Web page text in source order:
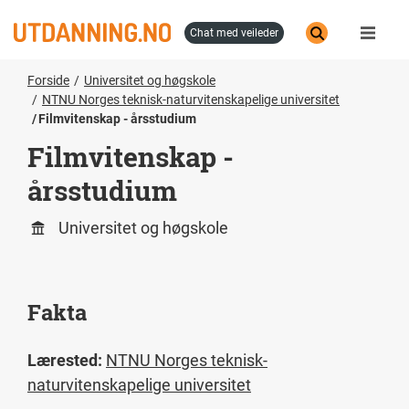
til
chat med veileder
Forside
Universitet og høgskole
NTNU Norges teknisk-naturvitenskapelige universitet
Filmvitenskap - årsstudium
Filmvitenskap -
årsstudium
Universitet og høgskole
Fakta
Lærested: NTNU Norges teknisk-
naturvitenskapelige universitet